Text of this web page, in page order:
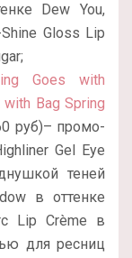
Dew You,
Gloss Lip
Goes with
Bag Spring
руб)– промо-
Gel Eye
теней
в оттенке
Lip Crème в
для ресниц